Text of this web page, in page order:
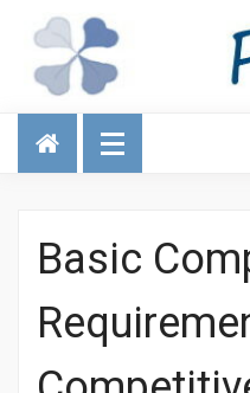
Talous
Basic